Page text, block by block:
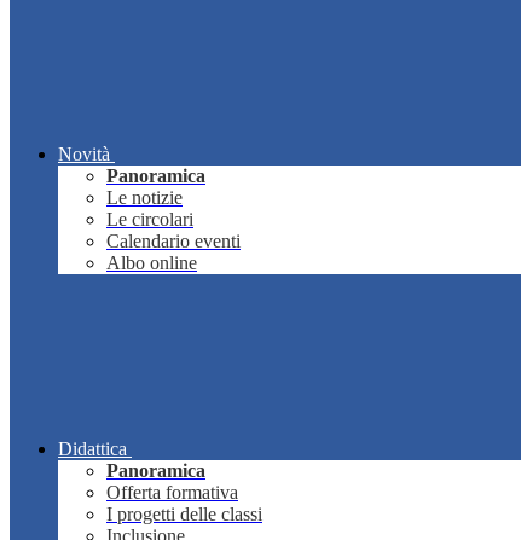
Novità
Panoramica
Le notizie
Le circolari
Calendario eventi
Albo online
Didattica
Panoramica
Offerta formativa
I progetti delle classi